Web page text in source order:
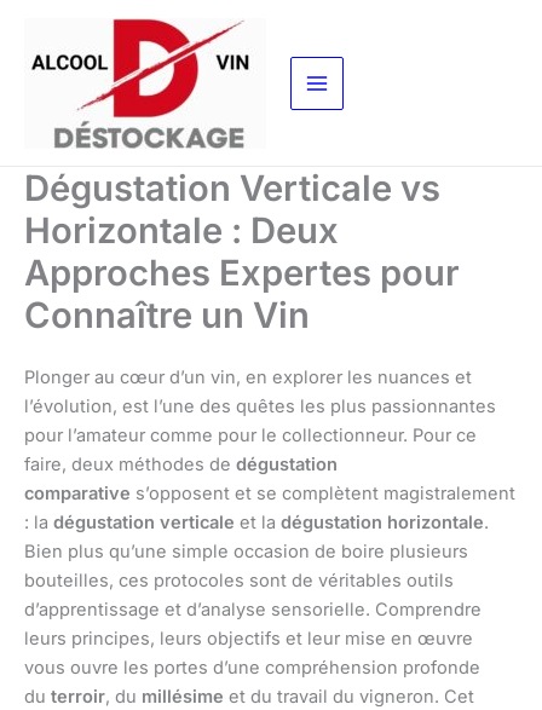
contenu
Dégustation Verticale vs
Horizontale : Deux
Approches Expertes pour
Connaître un Vin
Plonger au cœur d’un vin, en explorer les nuances et
l’évolution, est l’une des quêtes les plus passionnantes
pour l’amateur comme pour le collectionneur. Pour ce
faire, deux méthodes de dégustation
comparative s’opposent et se complètent magistralement
: la dégustation verticale et la dégustation horizontale.
Bien plus qu’une simple occasion de boire plusieurs
bouteilles, ces protocoles sont de véritables outils
d’apprentissage et d’analyse sensorielle. Comprendre
leurs principes, leurs objectifs et leur mise en œuvre
vous ouvre les portes d’une compréhension profonde
du terroir, du millésime et du travail du vigneron. Cet